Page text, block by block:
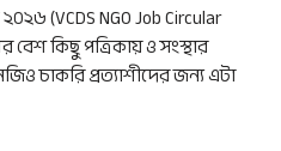
(VCDS NGO Job Circular
বেশ কিছু পত্রিকায় ও সংস্থার
চাকরি প্রত্যাশীদের জন্য এটা